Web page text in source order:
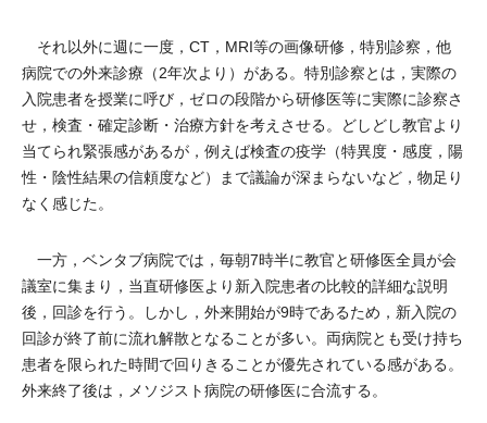
それ以外に週に一度，CT，MRI等の画像研修，特別診察，他
病院での外来診療（2年次より）がある。特別診察とは，実際の
入院患者を授業に呼び，ゼロの段階から研修医等に実際に診察さ
せ，検査・確定診断・治療方針を考えさせる。どしどし教官より
当てられ緊張感があるが，例えば検査の疫学（特異度・感度，陽
性・陰性結果の信頼度など）まで議論が深まらないなど，物足り
なく感じた。
一方，ベンタブ病院では，毎朝7時半に教官と研修医全員が会
議室に集まり，当直研修医より新入院患者の比較的詳細な説明
後，回診を行う。しかし，外来開始が9時であるため，新入院の
回診が終了前に流れ解散となることが多い。両病院とも受け持ち
患者を限られた時間で回りきることが優先されている感がある。
外来終了後は，メソジスト病院の研修医に合流する。